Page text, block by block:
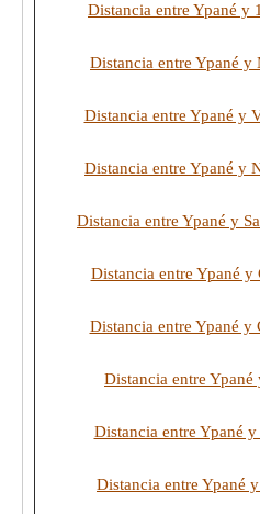
Distancia entre Ypané y
Distancia entre Ypané y
Distancia entre Ypané y
Distancia entre Ypané y
Distancia entre Ypané y
Distancia entre Ypané y
Distancia entre Ypané y
Distancia entre
Distancia entre Ypané
Distancia entre Ypané